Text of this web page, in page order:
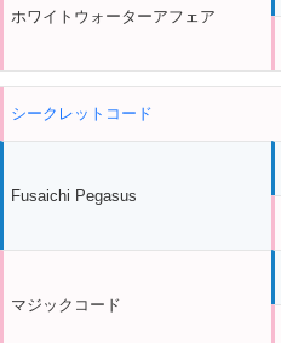
ホワイトウォーターアフェア
シークレットコード
Fusaichi Pegasus
マジックコード